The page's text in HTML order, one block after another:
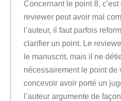
Concernant le point 8,
reviewer peut avoir mal
l’auteur, il faut parfois
clarifier un point. Le
le manuscrit, mais il ne
nécessairement le point de
concevoir avoir porté un
l’auteur argumente de